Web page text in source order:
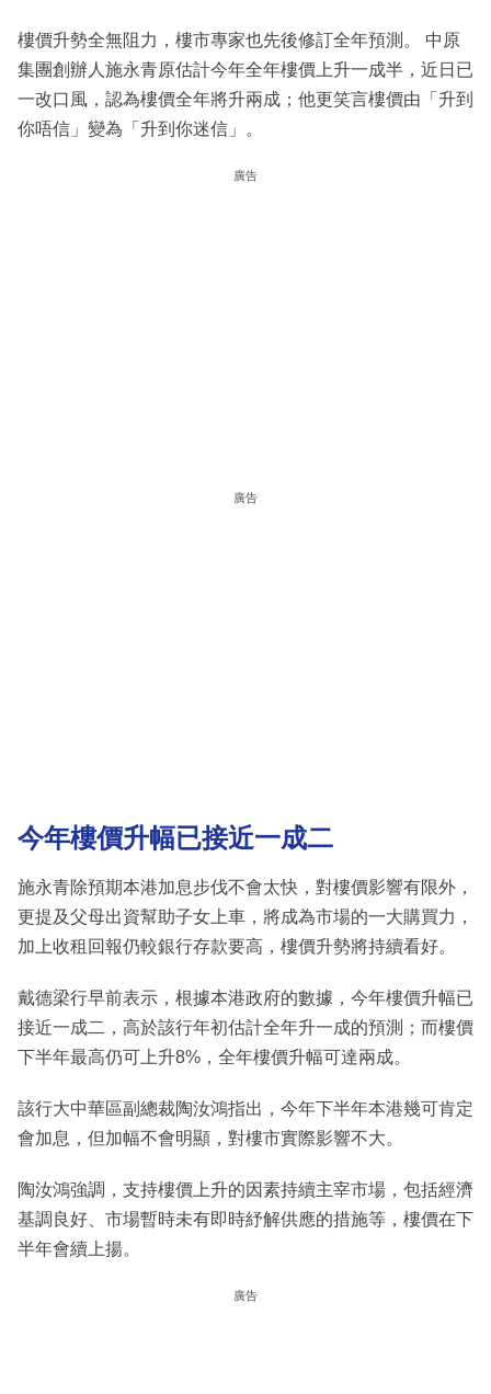
樓價升勢全無阻力，樓市專家也先後修訂全年預測。 中原
集團創辦人施永青原估計今年全年樓價上升一成半，近日已
一改口風，認為樓價全年將升兩成；他更笑言樓價由「升到
你唔信」變為「升到你迷信」。
廣告
廣告
今年樓價升幅已接近一成二
施永青除預期本港加息步伐不會太快，對樓價影響有限外，
更提及父母出資幫助子女上車，將成為市場的一大購買力，
加上收租回報仍較銀行存款要高，樓價升勢將持續看好。
戴德梁行早前表示，根據本港政府的數據，今年樓價升幅已
接近一成二，高於該行年初估計全年升一成的預測；而樓價
下半年最高仍可上升8%，全年樓價升幅可達兩成。
該行大中華區副總裁陶汝鴻指出，今年下半年本港幾可肯定
會加息，但加幅不會明顯，對樓市實際影響不大。
陶汝鴻強調，支持樓價上升的因素持續主宰市場，包括經濟
基調良好、市場暫時未有即時紓解供應的措施等，樓價在下
半年會續上揚。
廣告